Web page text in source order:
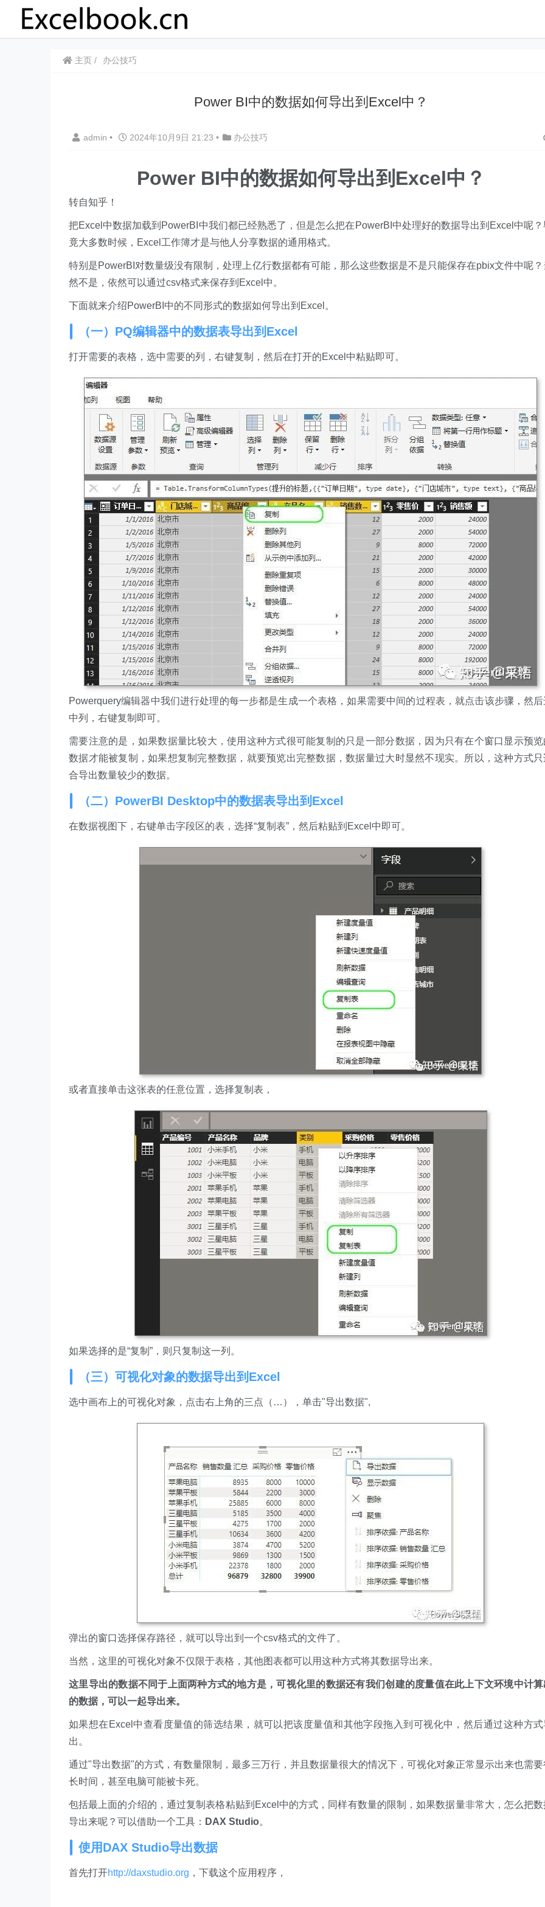
主页 办公技巧
​​Power BI中的数据如何导出到Excel中？
admin • 2024年10月9日 21:23 • 办公技巧
​​Power BI中的数据如何导出到Excel中？
转自知乎！
把Excel中数据加载到PowerBI中我们都已经熟悉了，但是怎么把在PowerBI中处理好的数据导出到Excel中呢？
竟大多数时候，Excel工作簿才是与他人分享数据的通用格式。
特别是PowerBI对数量级没有限制，处理上亿行数据都有可能，那么这些数据是不是只能保存在pbix文件中呢？
然不是，依然可以通过csv格式来保存到Excel中。
下面就来介绍PowerBI中的不同形式的数据如何导出到Excel。
（一）PQ编辑器中的数据表导出到Excel
打开需要的表格，选中需要的列，右键复制，然后在打开的Excel中粘贴即可。
Powerquery编辑器中我们进行处理的每一步都是生成一个表格，如果需要中间的过程表，就点击该步骤，然后
中列，右键复制即可。
需要注意的是，如果数据量比较大，使用这种方式很可能复制的只是一部分数据，因为只有在个窗口显示预览
数据才能被复制，如果想复制完整数据，就要预览出完整数据，数据量过大时显然不现实。所以，这种方式只
合导出数量较少的数据。
（二）PowerBI Desktop中的数据表导出到Excel
在数据视图下，右键单击字段区的表，选择“复制表”，然后粘贴到Excel中即可。
或者直接单击这张表的任意位置，选择复制表，
如果选择的是“复制”，则只复制这一列。
（三）可视化对象的数据导出到Excel
选中画布上的可视化对象，点击右上角的三点（…），单击"导出数据",
弹出的窗口选择保存路径，就可以导出到一个csv格式的文件了。
当然，这里的可视化对象不仅限于表格，其他图表都可以用这种方式将其数据导出来。
这里导出的数据不同于上面两种方式的地方是，可视化里的数据还有我们创建的度量值在此上下文环境中计算
的数据，可以一起导出来。
如果想在Excel中查看度量值的筛选结果，就可以把该度量值和其他字段拖入到可视化中，然后通过这种方式
出。
通过"导出数据"的方式，有数量限制，最多三万行，并且数据量很大的情况下，可视化对象正常显示出来也需要
长时间，甚至电脑可能被卡死。
包括最上面的介绍的，通过复制表格粘贴到Excel中的方式，同样有数量的限制，如果数据量非常大，怎么把数
导出来呢？可以借助一个工具： DAX Studio。
使用DAX Studio导出数据
首先打开http://daxstudio.org ，下载这个应用程序，